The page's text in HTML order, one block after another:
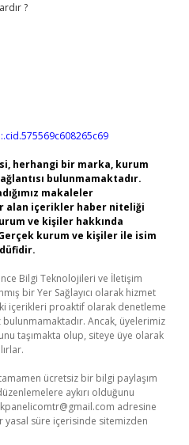
?
herhangi bir marka, kurum
bulunmamaktadır.
makaleler
alan içerikler haber niteliği
ve kişiler hakkında
kurum ve kişiler ile isim
Bilgi Teknolojileri ve İletişim
bir Yer Sağlayıcı olarak hizmet
içerikleri proaktif olarak denetleme
Ancak, üyelerimiz
taşımakta olup, siteye üye olarak
ücretsiz bir bilgi paylaşım
aykırı olduğunu
adresine
süre içerisinde sitemizden